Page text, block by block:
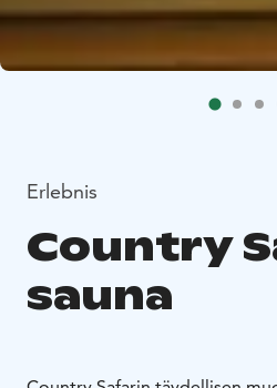
Erlebnis
Country
sauna